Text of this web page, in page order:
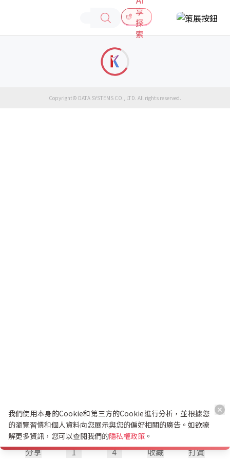
享
探
索
分享 1 4 收藏 打賞
Copyright© DATA SYSTEMS CO., LTD. All rights reserved.
我們使用本身的Cookie和第三方的Cookie進行分析，並根據您
的瀏覽習慣和個人資料向您展示與您的偏好相關的廣告。如欲瞭
解更多資訊，您可以查閱我們的隱私權政策 。